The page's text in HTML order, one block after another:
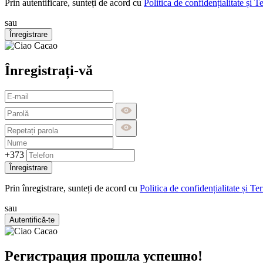
Prin autentificare, sunteți de acord cu Politica de confidențialitate și
sau
Înregistrare
Înregistrați-vă
+373
Înregistrare
Prin înregistrare, sunteți de acord cu Politica de confidențialitate și
sau
Autentifică-te
Регистрация прошла успешно!